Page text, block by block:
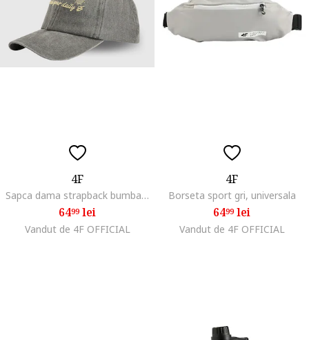
4F
Sapca dama strapback bumbac gri 56cm XS/S
6499lei
Vandut de 4F OFFICIAL
4F
Borseta sport gri, universala
6499lei
Vandut de 4F OFFICIAL